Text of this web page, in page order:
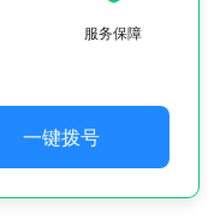
服务保障
一键拨号